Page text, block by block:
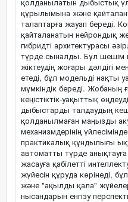
құрылымына және
талаптарға жауап береді.
қайталанатын нейрондық
гибридті архитектурасы
түрде сыналды. Бұл шешім
жіктеудің жоғары дәлдігі
етеді, бұл модельді нақты
мүмкіндік береді.
кеңістіктік-уақыттық
дыбыстарды талдаудың
қолданылмаған маңызды
механизмдерінің
практикалық құндылығы
автоматты түрде
жасауға қабілетті
жүйесін құруда көрінеді,
және "ақылды қала"
нысандарын енгізу